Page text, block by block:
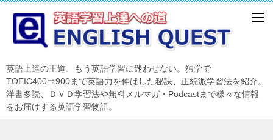
英語上達の王道、もう英語学習に迷わせない。独学で
TOEIC400⇒900まで英語力を伸ばした秘訣、正統派学習法を紹介。
洋書多読、ＤＶＤ学習法や無料メルマガ・Podcastまで様々な情報
をお届けする英語学習物語。